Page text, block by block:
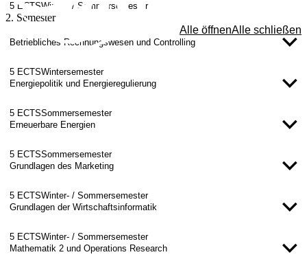
5 ECTSWinter- / Sommersemester
2. Semester
Alle öffnenAlle schließen
Betriebliches Rechnungswesen und Controlling
5 ECTSWintersemester
Energiepolitik und Energieregulierung
5 ECTSSommersemester
Erneuerbare Energien
5 ECTSSommersemester
Grundlagen des Marketing
5 ECTSWinter- / Sommersemester
Grundlagen der Wirtschaftsinformatik
5 ECTSWinter- / Sommersemester
Mathematik 2 und Operations Research